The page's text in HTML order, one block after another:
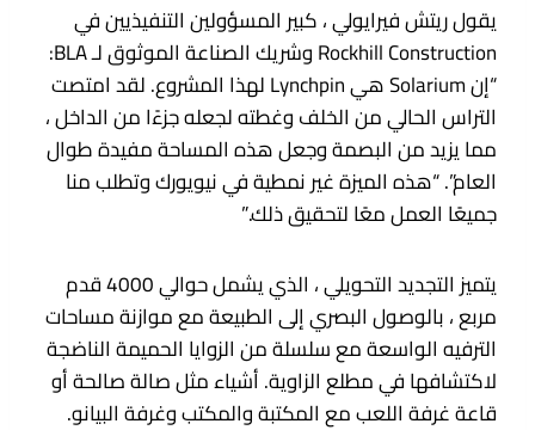
يقول ريتش فيرايولي ، كبير المسؤولين التنفيذيين في
Rockhill Construction وشريك الصناعة الموثوق لـ BLA:
“إن Solarium هي Lynchpin لهذا المشروع. لقد امتصت
التراس الحالي من الخلف وغطته لجعله جزءًا من الداخل ،
مما يزيد من البصمة وجعل هذه المساحة مفيدة طوال
العام”. “هذه الميزة غير نمطية في نيويورك وتطلب منا
جميعًا العمل معًا لتحقيق ذلك.”
يتميز التجديد التحويلي ، الذي يشمل حوالي 4000 قدم
مربع ، بالوصول البصري إلى الطبيعة مع موازنة مساحات
الترفيه الواسعة مع سلسلة من الزوايا الحميمة الناضجة
لاكتشافها في مطلع الزاوية. أشياء مثل صالة صالحة أو
قاعة غرفة اللعب مع المكتبة والمكتب وغرفة البيانو.